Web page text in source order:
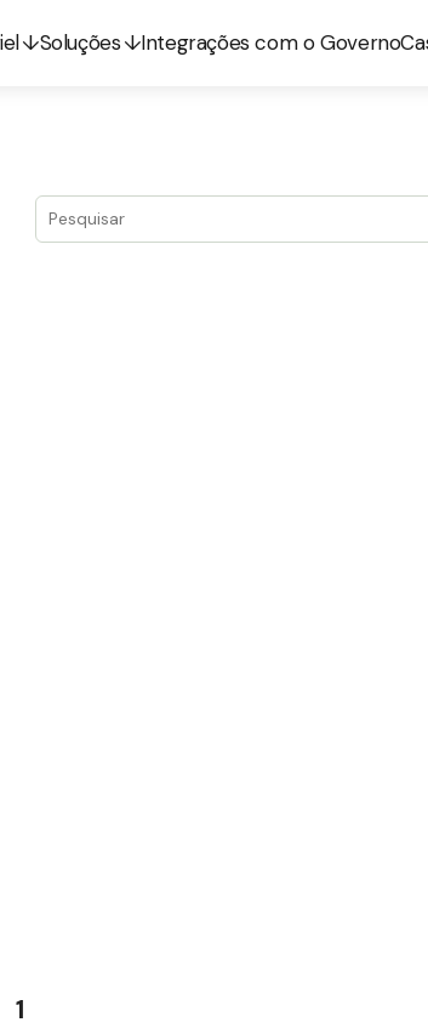
Soluções Integrações com o Governo
Este é um campo de pesquisa com recurso
1